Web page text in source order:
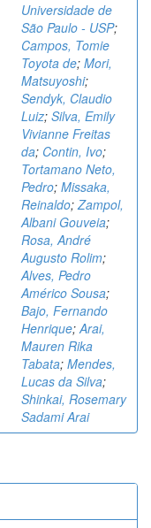
Universidade de
São Paulo - USP;
Campos, Tomie
Toyota de; Mori,
Matsuyoshi;
Sendyk, Claudio
Luiz; Silva, Emily
Vivianne Freitas
da; Contin, Ivo;
Tortamano Neto,
Pedro; Missaka,
Reinaldo;Zampol,
Albani Gouveia;
Rosa, André
Augusto Rolim;
Alves, Pedro
Américo Sousa;
Bajo, Fernando
Henrique;Arai,
Mauren Rika
Tabata; Mendes,
Lucas da Silva;
Shinkai, Rosemary
Sadami Arai